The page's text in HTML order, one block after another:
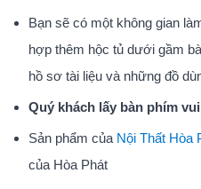
Bạn sẽ có một không gian
hợp thêm hộc tủ dưới gầm
hồ sơ tài liệu và những đồ
Quý khách lấy bàn phím
Sản phẩm của Nội Thất Hòa
của Hòa Phát